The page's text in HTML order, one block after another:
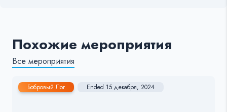
Похожие мероприятия
Все мероприятия
Бобровый Лог Ended 15 декабря, 2024